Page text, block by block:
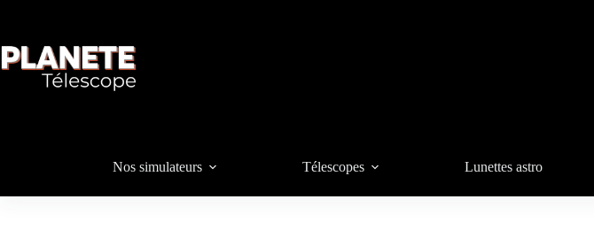
Nos simulateurs Télescopes Lunettes astro